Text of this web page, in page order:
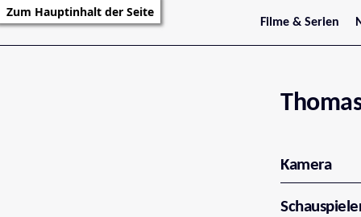
Zum Hauptinhalt der Seite
Filme & Serien
Trailer
Serienarchiv
Kamera